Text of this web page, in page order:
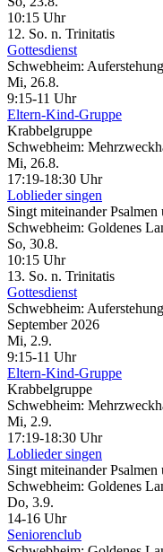
10:15 Uhr
12. So. n. Trinitatis
Gottesdienst
Schwebheim:
Mi, 26.8.
9:15-11 Uhr
Eltern-Kind-Gruppe
Krabbelgruppe
Schwebheim:
Mi, 26.8.
17:19-18:30 Uhr
Loblieder singen
Singt miteinander Psalmen
Schwebheim: Goldenes
So, 30.8.
10:15 Uhr
13. So. n. Trinitatis
Gottesdienst
Schwebheim:
September 2026
Mi, 2.9.
9:15-11 Uhr
Eltern-Kind-Gruppe
Krabbelgruppe
Schwebheim:
Mi, 2.9.
17:19-18:30 Uhr
Loblieder singen
Singt miteinander Psalmen
Schwebheim: Goldenes
Do, 3.9.
14-16 Uhr
Seniorenclub